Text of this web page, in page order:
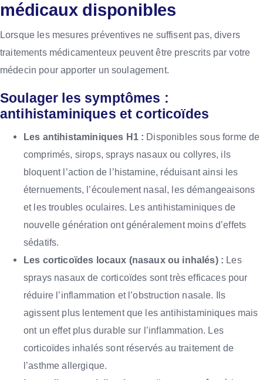
médicaux disponibles
Lorsque les mesures préventives ne suffisent pas, divers
traitements médicamenteux peuvent être prescrits par votre
médecin pour apporter un soulagement.
Soulager les symptômes :
antihistaminiques et corticoïdes
Les antihistaminiques H1 : Disponibles sous forme de
comprimés, sirops, sprays nasaux ou collyres, ils
bloquent l’action de l’histamine, réduisant ainsi les
éternuements, l’écoulement nasal, les démangeaisons
et les troubles oculaires. Les antihistaminiques de
nouvelle génération ont généralement moins d’effets
sédatifs.
Les corticoïdes locaux (nasaux ou inhalés) : Les
sprays nasaux de corticoïdes sont très efficaces pour
réduire l’inflammation et l’obstruction nasale. Ils
agissent plus lentement que les antihistaminiques mais
ont un effet plus durable sur l’inflammation. Les
corticoïdes inhalés sont réservés au traitement de
l’asthme allergique.